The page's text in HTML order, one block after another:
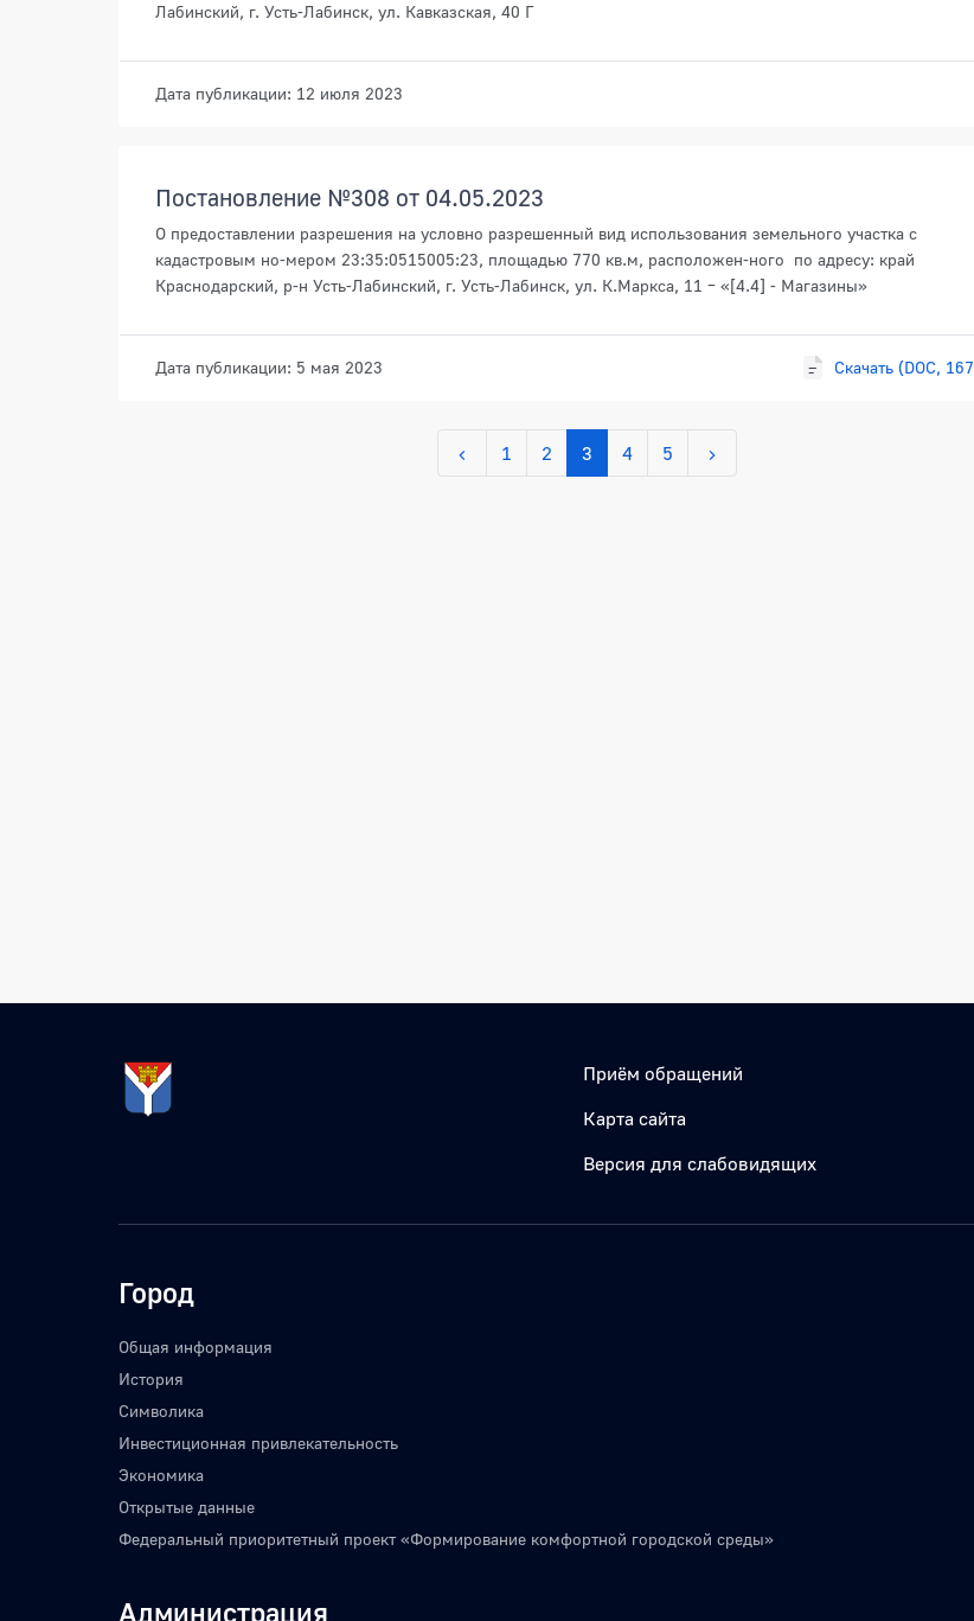
Лабинский, г. Усть-Лабинск, ул. Кавказская, 40 Г
Дата публикации: 12 июля 2023
Постановление №308 от 04.05.2023
О предоставлении разрешения на условно разрешенный вид использования земельного участка с
кадастровым но-мером 23:35:0515005:23, площадью 770 кв.м, расположен-ного по адресу: край
Краснодарский, р-н Усть-Лабинский, г. Усть-Лабинск, ул. К.Маркса, 11 – «[4.4] - Магазины»
Дата публикации: 5 мая 2023 Скачать (DOC,
1 2 3 4 5
Приём обращений
Карта сайта
Версия для слабовидящих
Город
Общая информация
История
Символика
Инвестиционная привлекательность
Экономика
Открытые данные
Федеральный приоритетный проект «Формирование комфортной городской среды»
Администрация